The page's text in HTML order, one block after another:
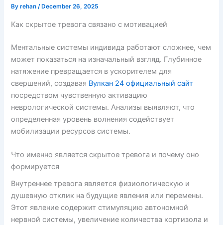
Byrehan/ December 26, 2025
Как скрытое тревога связано с мотивацией
Ментальные системы индивида работают сложнее, чем
может показаться на изначальный взгляд. Глубинное
натяжение превращается в ускорителем для
свершений, создавая Вулкан 24 официальный сайт
посредством чувственную активацию
неврологической системы. Анализы выявляют, что
определенная уровень волнения содействует
мобилизации ресурсов системы.
Что именно является скрытое тревога и почему оно
формируется
Внутреннее тревога является физиологическую и
душевную отклик на будущие явления или перемены.
Этот явление содержит стимуляцию автономной
нервной системы, увеличение количества кортизола и